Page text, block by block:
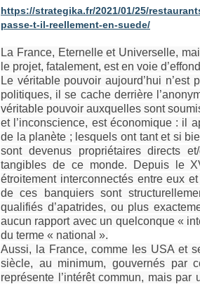
https://strategika.fr/2021/01/25/
passe-t-il-reellement-en-suede/
La France, Eternelle et Universelle,
le projet, fatalement, est en voie
Le véritable pouvoir aujourd’hui n’est
politiques, il se cache derrière
véritable pouvoir auxquelles sont
et l’inconscience, est économique : il
de la planète ; lesquels ont tant et si
sont devenus propriétaires directs
tangibles de ce monde. Depuis le
étroitement interconnectés entre eux
de ces banquiers sont
qualifiés d’apatrides, ou plus
aucun rapport avec un quelconque «
du terme « national ».
Aussi, la France, comme les USA et
siècle, au minimum, gouvernés par
représente l’intérêt commun, mais